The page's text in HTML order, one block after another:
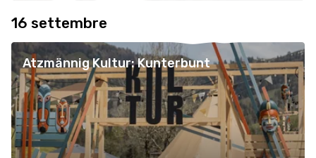
16 settembre
Atzmännig Kultur: Kunterbunt